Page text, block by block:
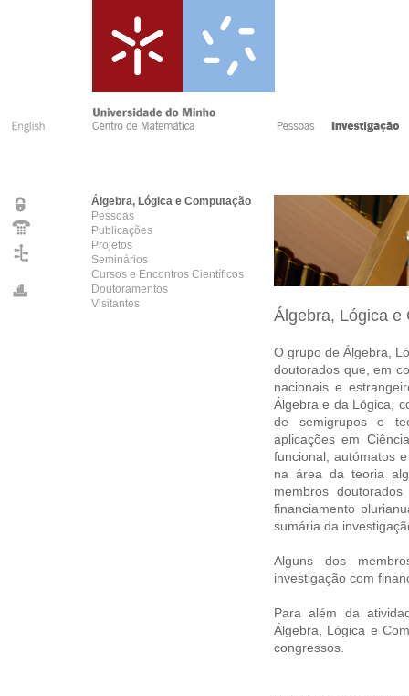
Álgebra, Lógica e Computação
Pessoas
Publicações
Projetos
Seminários
Cursos e Encontros Científicos
Doutoramentos
Visitantes
Álgebra, Lógica e
O grupo de Álgebra,
doutorados que, em
nacionais e
Álgebra e da Lógica,
de semigrupos e
aplicações em
funcional, autómatos
na área da teoria
membros
financiamento
sumária da
Alguns dos
investigação com
Para além da
Álgebra, Lógica e
congressos.